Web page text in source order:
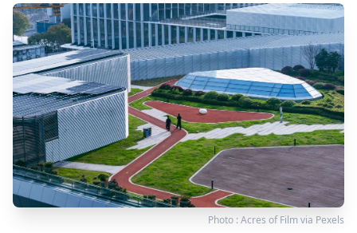
Photo :Acres of Film via Pexels